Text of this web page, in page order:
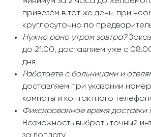
привезём в тот же день, при
круглосуточно по
Нужно рано утром завтра?
до 21:00, доставляем уже с
дня.
Работаете с больницами и
доставляем при указании
комнаты и контактного
Фиксированное время доставки
Возможность выбрать точный
за доплату.